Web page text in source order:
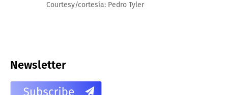
Courtesy/cortesía: Pedro Tyler
Newsletter